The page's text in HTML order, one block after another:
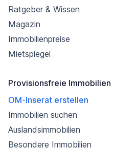
Ratgeber & Wissen
Magazin
Immobilienpreise
Mietspiegel
Provisionsfreie Immobilien
OM-Inserat erstellen
Immobilien suchen
Auslandsimmobilien
Besondere Immobilien